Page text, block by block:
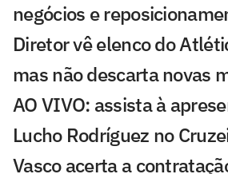
negócios e
Diretor vê elenco do
mas não descarta novas
AO VIVO: assista à
Lucho Rodríguez no
Vasco acerta a